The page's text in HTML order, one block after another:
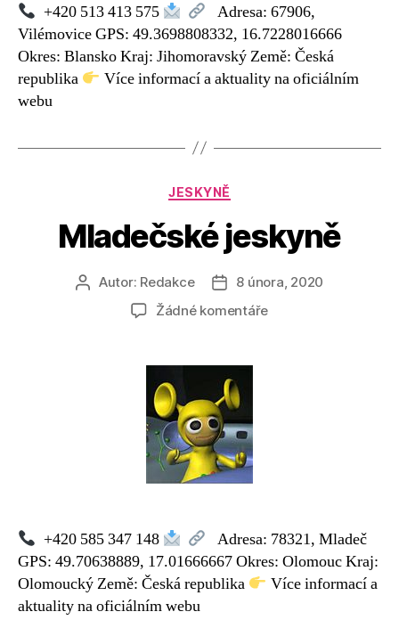
+420 513 413 575
Adresa: 67906,
Vilémovice GPS: 49.3698808332, 16.7228016666
Okres: Blansko Kraj: Jihomoravský Země: Česká
republika
Více informací a aktuality na oficiálním
webu
Rubriky
JESKYNĚ
Mladečské jeskyně
Autor
příspěvku
Autor: Redakce
Datum
příspěvku
8 února, 2020
Žádné komentářeu
+420 585 347 148
Adresa: 78321, Mladeč
GPS: 49.70638889, 17.01666667 Okres: Olomouc Kraj:
Olomoucký Země: Česká republika
Více informací a
aktuality na oficiálním webu